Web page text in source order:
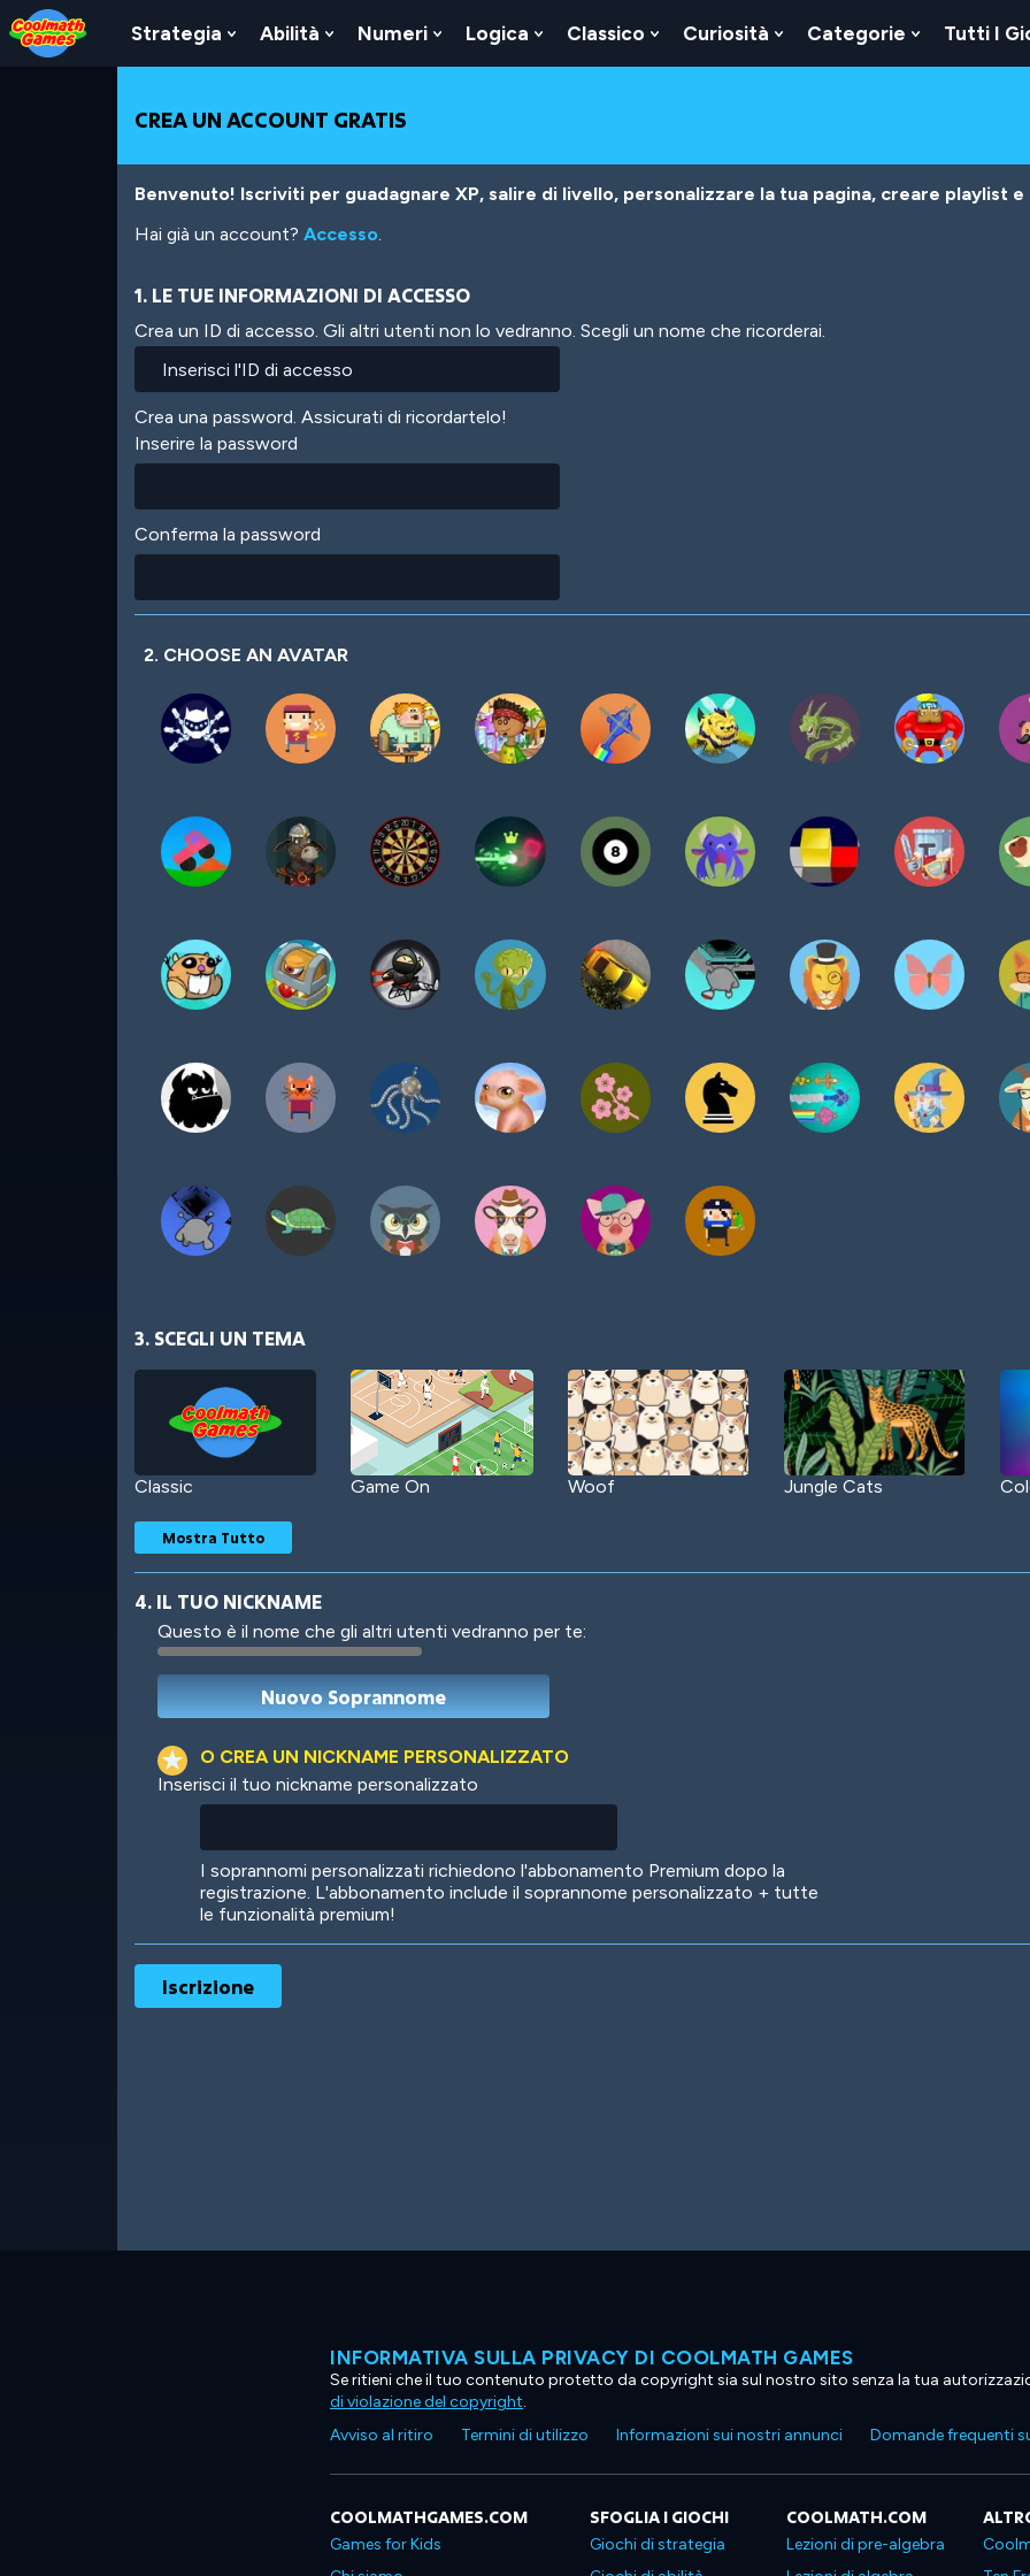
Skip
to
Top
Skip
to
Navigation
Skip
to
Main
Skip
to
Footer
Salta
al
contenuto
Strategia
Show
Submenu
Strategia
Abilità
Show
Submenu
Abilità
Numeri
Show
Submenu
Logica
Show
Submenu
Classico
Show
Submenu
Curiosità
Show
Submenu
Categorie
Show
Submenu
Tutti I
CREA UN ACCOUNT GRATIS
Benvenuto! Iscriviti per guadagnare XP, salire di livello, personalizzare la tua pagina, creare playlist
Hai già un account? Accesso.
1. LE TUE INFORMAZIONI DI ACCESSO
Crea un ID di accesso. Gli altri utenti non lo vedranno. Scegli un nome che ricorderai.
Crea una password. Assicurati di ricordartelo!
Inserire la password
Conferma la password
2. CHOOSE AN AVATAR
3. SCEGLI UN TEMA
Classic Game On Woof Jungle Cats
Robotic International
Ooh! Aah!
Mostra Tutto
4. IL TUO NICKNAME
Questo è il nome che gli altri utenti vedranno per te:
O CREA UN NICKNAME PERSONALIZZATO
Inserisci il tuo nickname personalizzato
I soprannomi personalizzati richiedono l'abbonamento Premium dopo la
registrazione. L'abbonamento include il soprannome personalizzato + tutte
le funzionalità premium!
INFORMATIVA SULLA PRIVACY DI COOLMATH GAMES
Se ritieni che il tuo contenuto protetto da copyright sia sul nostro sito senza la tua
di violazione del copyright.
Avviso al ritiro
Termini di utilizzo Informazioni sui nostri annunci Domande frequenti
COOLMATHGAMES.COM
Games for Kids
SFOGLIA I GIOCHI
Giochi di strategia
COOLMATH.COM
Lezioni di pre-algebra